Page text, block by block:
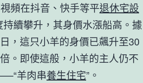
頻在抖音、快手等平退休宅設
續攀升，其身價水漲船高。據
，這只小羊的身價已飆升至30
。即使這般，小羊的主人仍不
羊肉串養生住宅”。